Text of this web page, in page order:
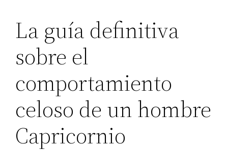
La guía definitiva
sobre el
comportamiento
celoso de un hombre
Capricornio